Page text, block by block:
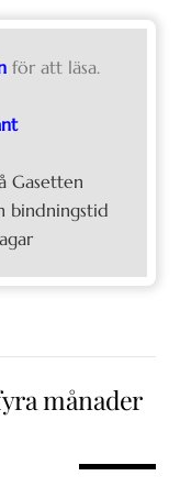
för att läsa.
Gasetten
bindningstid
månader